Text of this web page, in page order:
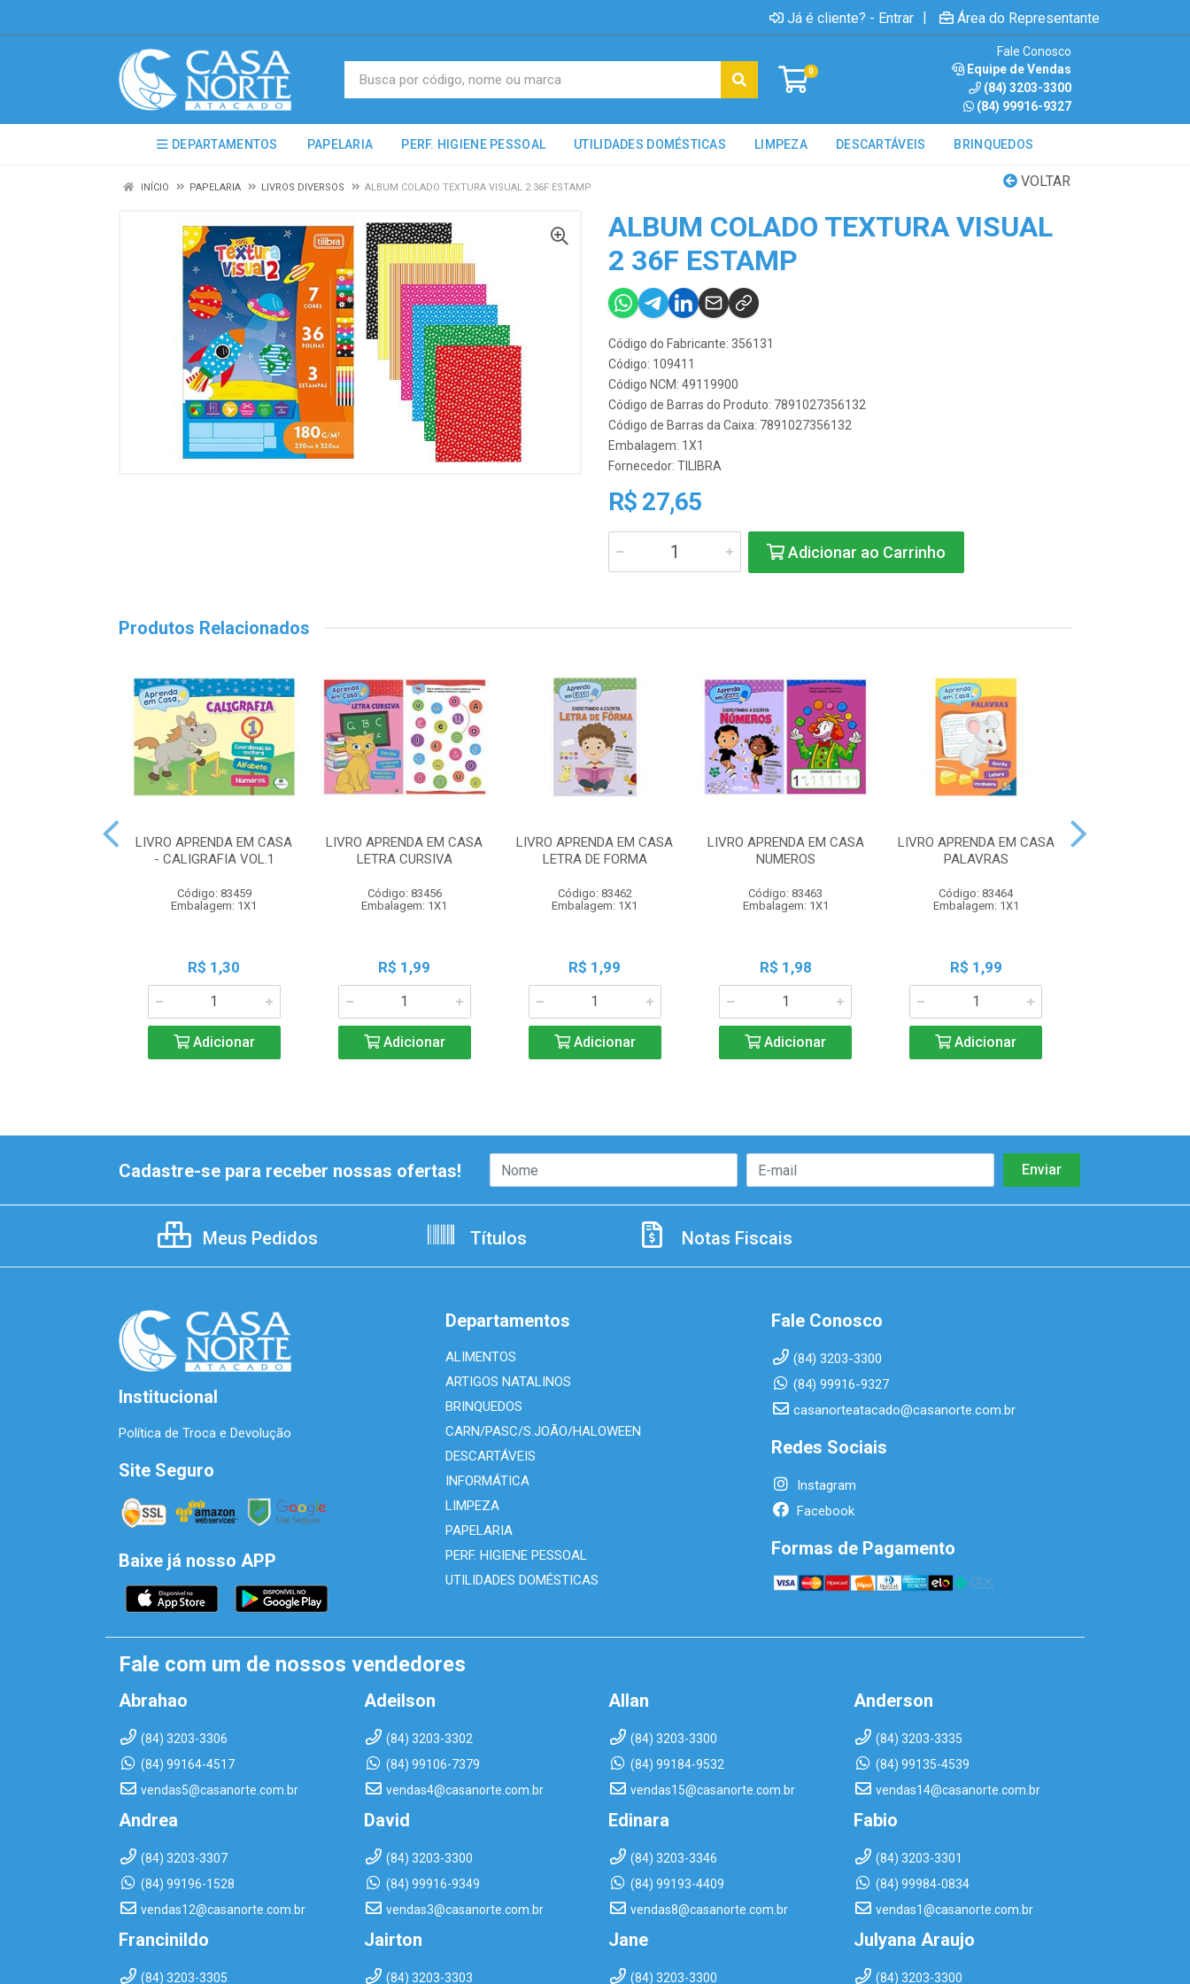
Já é cliente? - Entrar | Área do Representante
0
Fale Conosco
Equipe de Vendas
(84) 3203-3300
(84) 99916-9327
DEPARTAMENTOS PAPELARIA PERF. HIGIENE PESSOAL UTILIDADES DOMÉSTICAS LIMPEZA DESCARTÁVEIS BRINQUEDOS
VOLTAR
INÍCIO PAPELARIA LIVROS DIVERSOS ALBUM COLADO TEXTURA VISUAL 2 36F ESTAMP
ALBUM COLADO TEXTURA VISUAL
2 36F ESTAMP
Código do Fabricante: 356131
Código: 109411
Código NCM: 49119900
Código de Barras do Produto: 7891027356132
Código de Barras da Caixa: 7891027356132
Embalagem: 1X1
Fornecedor: TILIBRA
R$ 27,65
Adicionar ao Carrinho
Produtos Relacionados
LIVRO APRENDA EM CASA
- CALIGRAFIA VOL.1
Código: 83459
Embalagem: 1X1
R$ 1,30
Adicionar
LIVRO APRENDA EM CASA
LETRA CURSIVA
Código: 83456
Embalagem: 1X1
R$ 1,99
Adicionar
LIVRO APRENDA EM CASA
LETRA DE FORMA
Código: 83462
Embalagem: 1X1
R$ 1,99
Adicionar
LIVRO APRENDA EM CASA
NUMEROS
Código: 83463
Embalagem: 1X1
R$ 1,98
Adicionar
LIVRO APRENDA EM CASA
PALAVRAS
Código: 83464
Embalagem: 1X1
R$ 1,99
Adicionar
Cadastre-se para receber nossas ofertas!
Meus Pedidos Títulos Notas Fiscais
Institucional
Política de Troca e Devolução
Site Seguro
Baixe já nosso APP
Departamentos
ALIMENTOS
ARTIGOS NATALINOS
BRINQUEDOS
CARN/PASC/S.JOÃO/HALOWEEN
DESCARTÁVEIS
INFORMÁTICA
LIMPEZA
PAPELARIA
PERF. HIGIENE PESSOAL
UTILIDADES DOMÉSTICAS
Fale Conosco
(84) 3203-3300
(84) 99916-9327
casanorteatacado@casanorte.com.br
Redes Sociais
Instagram
Facebook
Formas de Pagamento
Fale com um de nossos vendedores
Abrahao
(84) 3203-3306
(84) 99164-4517
vendas5@casanorte.com.br
Adeilson
(84) 3203-3302
(84) 99106-7379
vendas4@casanorte.com.br
Allan
(84) 3203-3300
(84) 99184-9532
vendas15@casanorte.com.br
Anderson
(84) 3203-3335
(84) 99135-4539
vendas14@casanorte.com.br
Andrea
(84) 3203-3307
(84) 99196-1528
vendas12@casanorte.com.br
David
(84) 3203-3300
(84) 99916-9349
vendas3@casanorte.com.br
Edinara
(84) 3203-3346
(84) 99193-4409
vendas8@casanorte.com.br
Fabio
(84) 3203-3301
(84) 99984-0834
vendas1@casanorte.com.br
Francinildo
(84) 3203-3305
Jairton
(84) 3203-3303
Jane
(84) 3203-3300
Julyana Araujo
(84) 3203-3300